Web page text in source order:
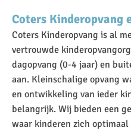
Coters Kinderopvang
Coters Kinderopvang is al
vertrouwde
dagopvang (0-4 jaar) en
aan. Kleinschalige opvang
en ontwikkeling van ieder
belangrijk. Wij bieden een
waar kinderen zich